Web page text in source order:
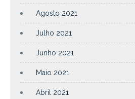
Agosto 2021
Julho 2021
Junho 2021
Maio 2021
Abril 2021